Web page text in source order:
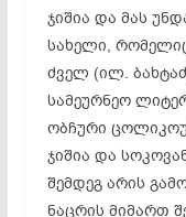
ჯიშია და მას
სახელი,
ძველ (ილ.
სამეურნეო
ობჩური
ჯიშია და
შემდეგ არის
ნაცრის მიმართ